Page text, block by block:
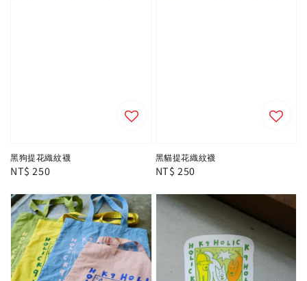
黑狗提花織紋襪
Regular
NT$ 250
黑貓提花織紋襪
Regular
NT$ 250